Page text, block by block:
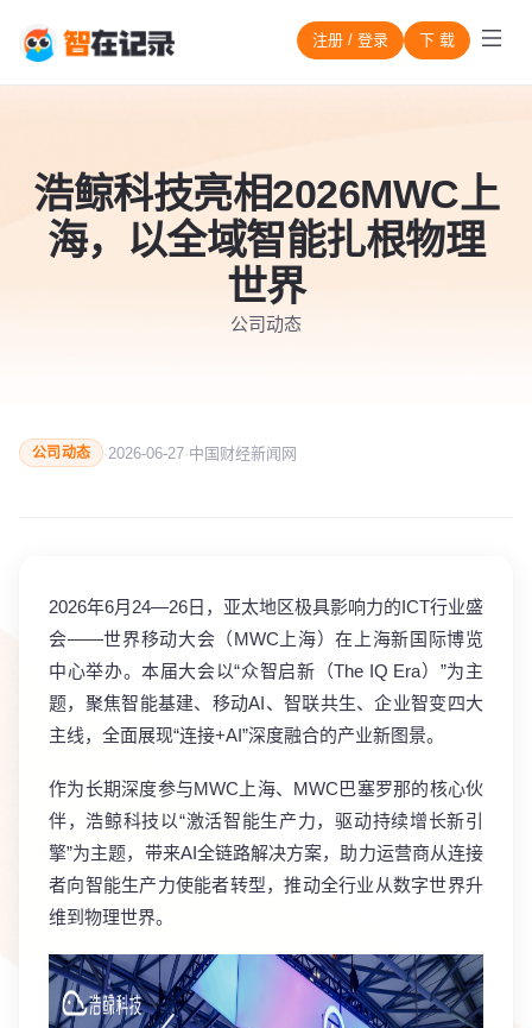
注册 / 登录 下 载
浩鲸科技亮相2026MWC上
海，以全域智能扎根物理
世界
公司动态
公司动态 ·2026-06-27·中国财经新闻网
2026年6月24—26日，亚太地区极具影响力的ICT行业盛
会——世界移动大会（MWC上海）在上海新国际博览
中心举办。本届大会以“众智启新（The IQ Era）”为主
题，聚焦智能基建、移动AI、智联共生、企业智变四大
主线，全面展现“连接+AI”深度融合的产业新图景。
作为长期深度参与MWC上海、MWC巴塞罗那的核心伙
伴，浩鲸科技以“激活智能生产力，驱动持续增长新引
擎”为主题，带来AI全链路解决方案，助力运营商从连接
者向智能生产力使能者转型，推动全行业从数字世界升
维到物理世界。